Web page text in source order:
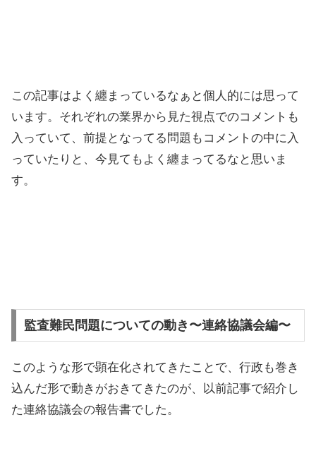
この記事はよく纏まっているなぁと個人的には思って
います。それぞれの業界から見た視点でのコメントも
入っていて、前提となってる問題もコメントの中に入
っていたりと、今見てもよく纏まってるなと思いま
す。
監査難民問題についての動き〜連絡協議会編〜
このような形で顕在化されてきたことで、行政も巻き
込んだ形で動きがおきてきたのが、以前記事で紹介し
た連絡協議会の報告書でした。